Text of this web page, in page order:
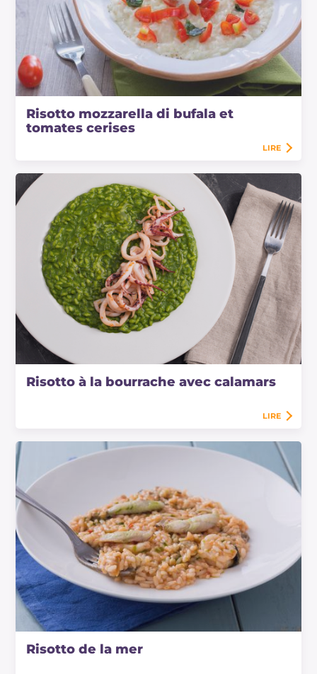
Risotto mozzarella di bufala et
tomates cerises
LIRE
Risotto à la bourrache avec calamars
LIRE
Risotto de la mer